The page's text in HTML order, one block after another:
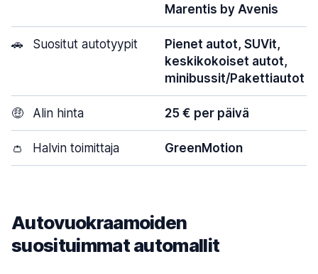
Marentis by Avenis
🚗 Suositut autotyypit
Pienet autot, SUVit,
keskikokoiset autot,
minibussit/Pakettiautot
🤑 Alin hinta 25 € per päivä
👛 Halvin toimittaja GreenMotion
Autovuokraamoiden
suosituimmat automallit